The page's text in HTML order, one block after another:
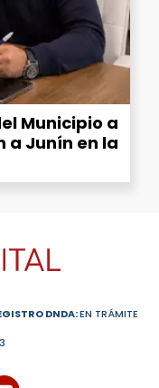
Municipio a
a Junín en la
DNDA:EN TRÁMITE